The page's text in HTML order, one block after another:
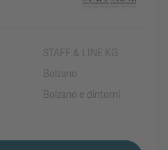
STAFF & LINE KG
Bolzano
Bolzano e dintorni